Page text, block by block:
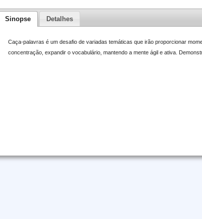
Sinopse Detalhes
Caça-palavras é um desafio de variadas temáticas que irão proporcionar
concentração, expandir o vocabulário, mantendo a mente ágil e ativa.